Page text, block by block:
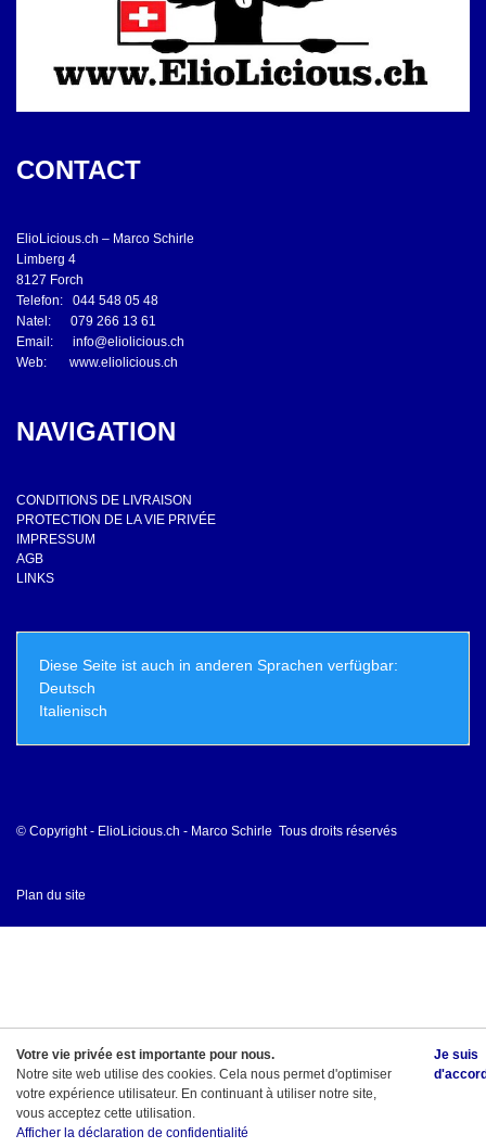
CONTACT
ElioLicious.ch – Marco Schirle
Limberg 4
8127 Forch
Telefon: 044 548 05 48
Natel: 079 266 13 61
Email: info@eliolicious.ch
Web: www.eliolicious.ch
NAVIGATION
CONDITIONS DE LIVRAISON
PROTECTION DE LA VIE PRIVÉE
IMPRESSUM
AGB
LINKS
Diese Seite ist auch in anderen Sprachen verfügbar:
Deutsch
Italienisch
© Copyright - ElioLicious.ch - Marco Schirle Tous droits réservés
Plan du site
Votre vie privée est importante pour nous.
Notre site web utilise des cookies. Cela nous permet d'optimiser
votre expérience utilisateur. En continuant à utiliser notre site,
vous acceptez cette utilisation.
Afficher la déclaration de confidentialité
Je suis